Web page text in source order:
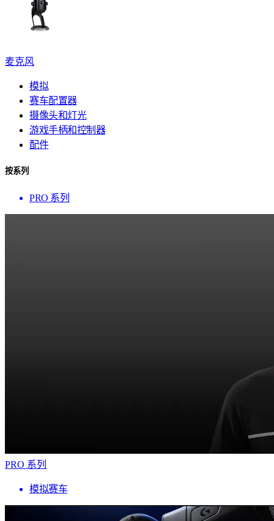
麦克风
模拟
赛车配置器
摄像头和灯光
游戏手柄和控制器
配件
按系列
PRO 系列
PRO 系列
模拟赛车